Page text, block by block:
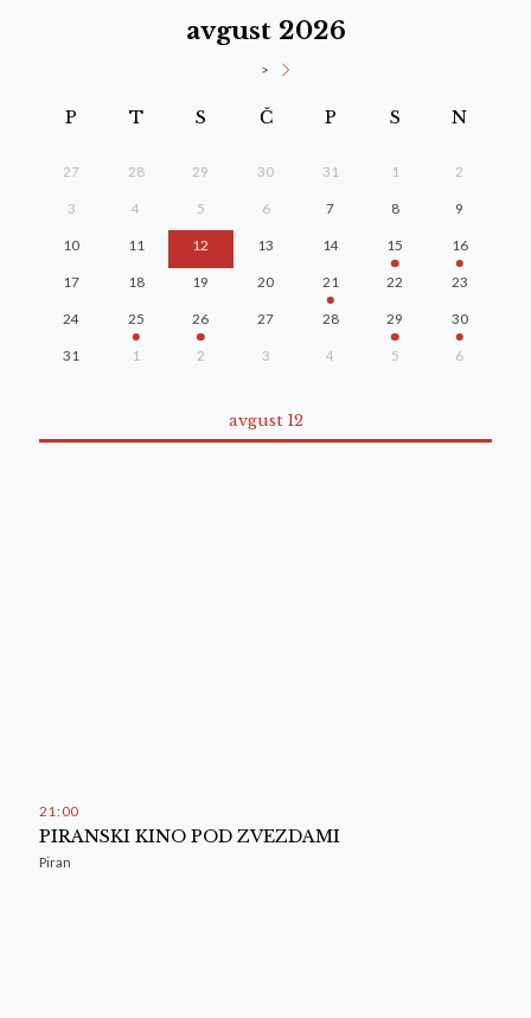
avgust 2026
>
P T S Č P S N
27 28 29 30 31 1 2
3 4 5 6 7 8 9
10 11 12 13 14 15 16
17 18 19 20 21 22 23
24 25 26 27 28 29 30
31 1 2 3 4 5 6
avgust 12
21 : 00
PIRANSKI KINO POD ZVEZDAMI
Piran